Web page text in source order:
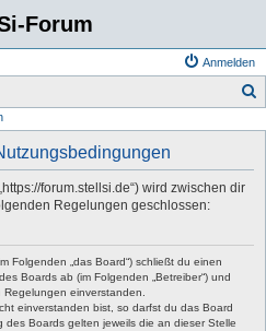
Forum
Anmelden
forum.stellsi.de“) wird zwischen dir
Regelungen geschlossen:
Folgenden „das Board“) schließt du einen
Boards ab (im Folgenden „Betreiber“) und
einverstanden.
einverstanden bist, so darfst du das Board
des Boards gelten jeweils die an dieser Stelle